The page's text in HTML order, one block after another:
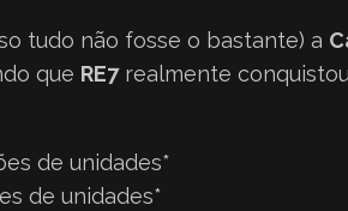
tudo não fosse o bastante) a
que RE7realmente
de unidades*
de unidades*